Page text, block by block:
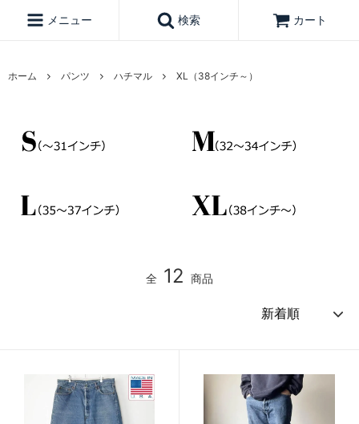
メニュー 検索 カート
ホーム パンツ ハチマル XL（38インチ～）
全 12 商品